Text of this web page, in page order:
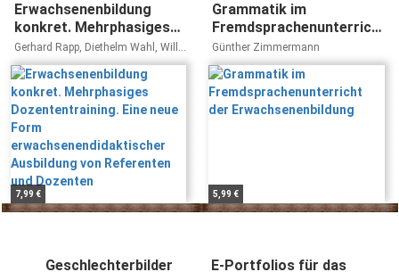
Erwachsenenbildung
konkret. Mehrphasiges
Dozententraining. Eine
neue Form
erwachsenendidaktischer
Ausbildung von
Referenten und Dozenten
Gerhard Rapp, Diethelm Wahl, Willi
Wölfing
7,99 €
Grammatik im
Fremdsprachenunterricht
der Erwachsenenbildung
Günther Zimmermann
5,99 €
Geschlechterbilder
E-Portfolios für das